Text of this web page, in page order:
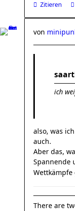
Zitieren
von
ich
also, was ich
auch.
Aber das,
Spannende
Wettkämpfe
There are